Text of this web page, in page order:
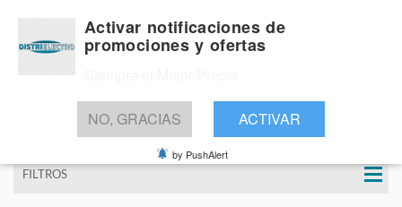
FILTROS
Activar notificaciones de
promociones y ofertas
NO, GRACIAS ACTIVAR
by PushAlert